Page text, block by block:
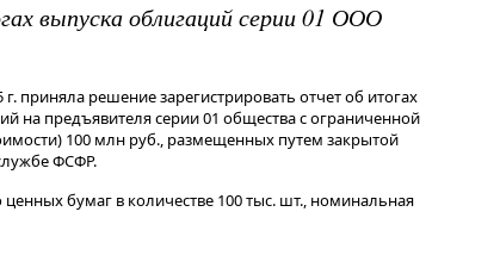
выпуска облигаций серии 01 ООО
решение зарегистрировать отчет об итогах
на предъявителя серии 01 общества с ограниченной
100 млн руб., размещенных путем закрытой
ФСФР.
бумаг в количестве 100 тыс. шт., номинальная